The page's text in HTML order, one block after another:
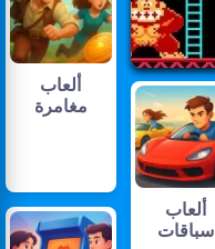
ألعاب
مغامرة
ألعاب
سباقات